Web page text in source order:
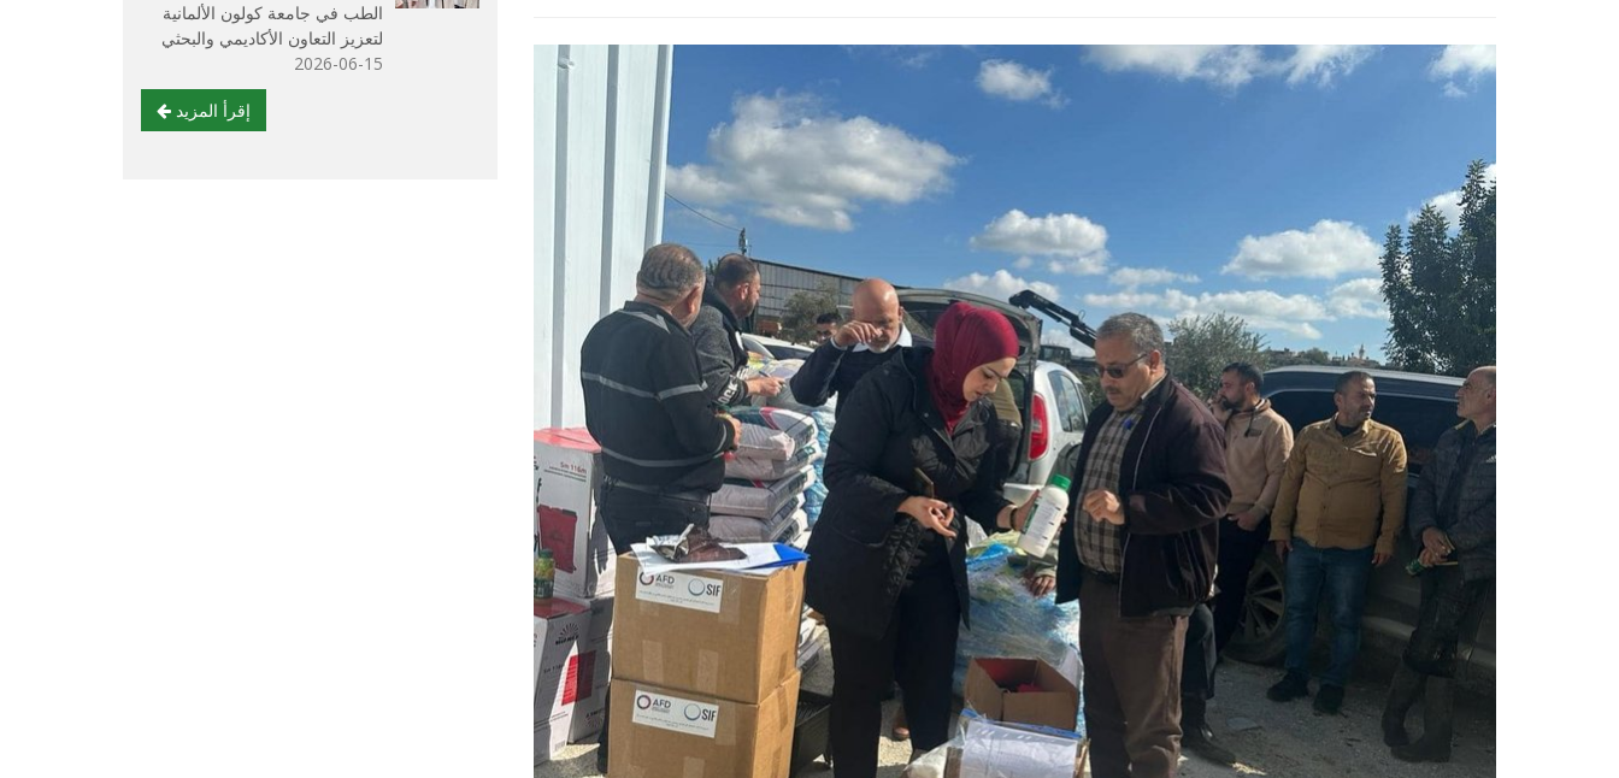
الطب في جامعة كولون الألمانية
لتعزيز التعاون الأكاديمي والبحثي
2026-06-15
إقرأ المزيد